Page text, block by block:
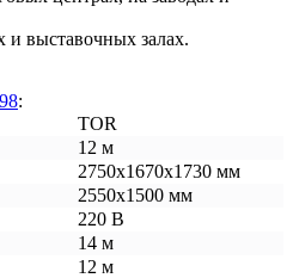
и выставочных залах.
:
TOR
12 м
2750х1670х1730 мм
2550х1500 мм
220 В
14 м
12 м